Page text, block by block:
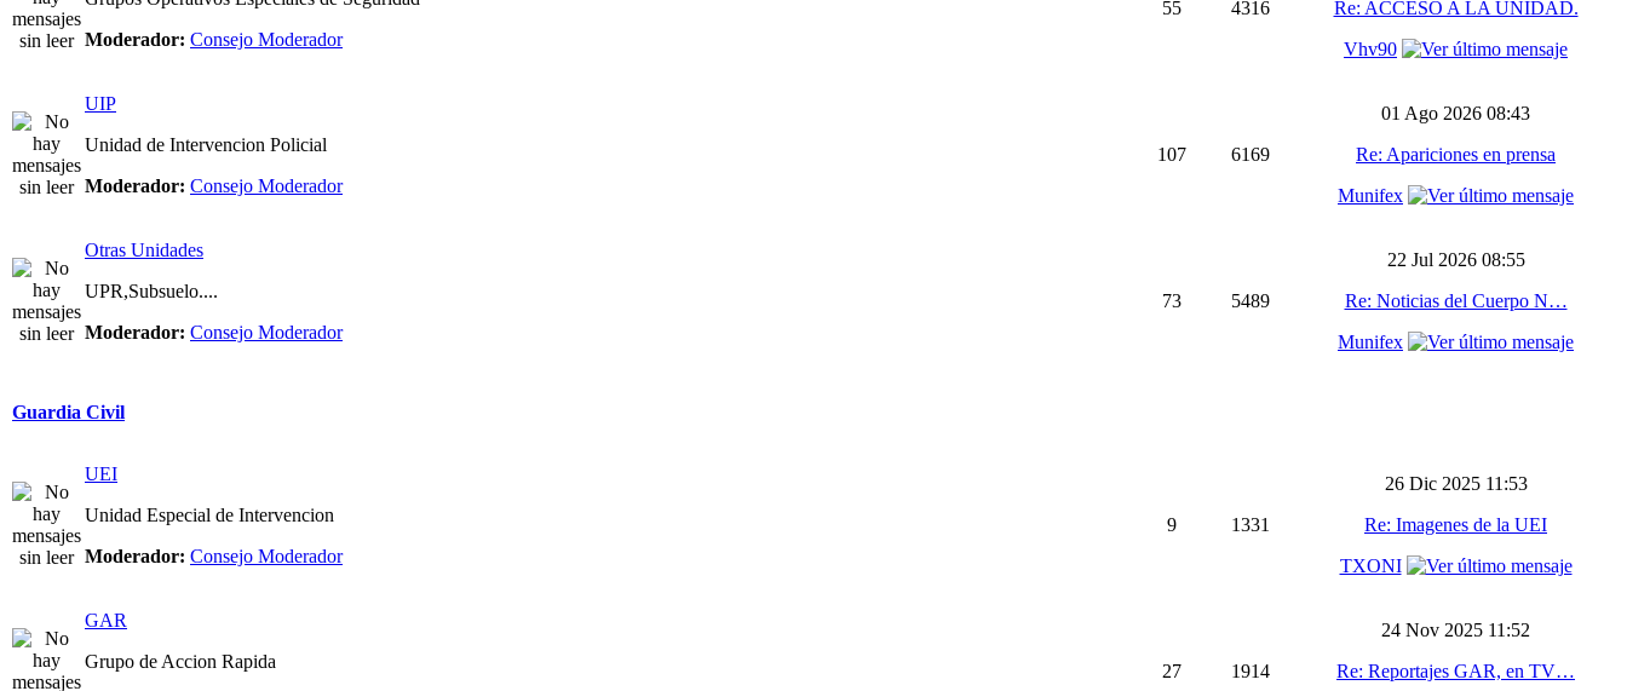
Moderador: Consejo Moderador
55 4316
Re: ACCESO A LA UNIDAD.
Vhv90
UIP
Unidad de Intervencion Policial
Moderador: Consejo Moderador
107 6169
01 Ago 2026 08:43
Re: Apariciones en prensa
Munifex
Otras Unidades
UPR,Subsuelo....
Moderador: Consejo Moderador
73 5489
22 Jul 2026 08:55
Re: Noticias del Cuerpo N…
Munifex
Guardia Civil
UEI
Unidad Especial de Intervencion
Moderador: Consejo Moderador
9 1331
26 Dic 2025 11:53
Re: Imagenes de la UEI
TXONI
GAR
Grupo de Accion Rapida
27 1914
24 Nov 2025 11:52
Re: Reportajes GAR, en TV…